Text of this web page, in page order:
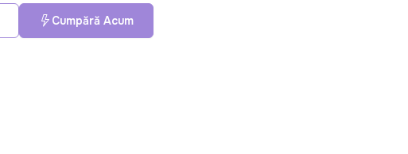
Cumpără Acum